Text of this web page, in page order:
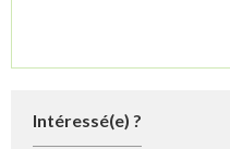
Intéressé(e) ?